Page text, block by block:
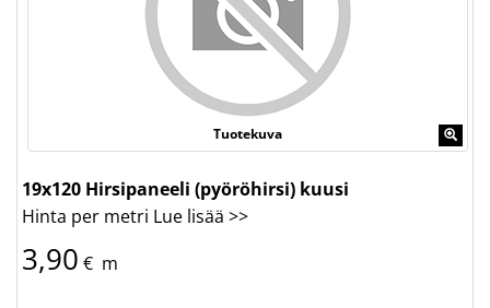
Tuotekuva
19x120 Hirsipaneeli (pyöröhirsi) kuusi
Hinta per metri Lue lisää >>
3,90 € m